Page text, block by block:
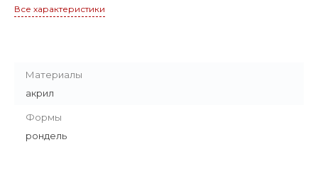
Все характеристики
Материалы
акрил
Формы
рондель